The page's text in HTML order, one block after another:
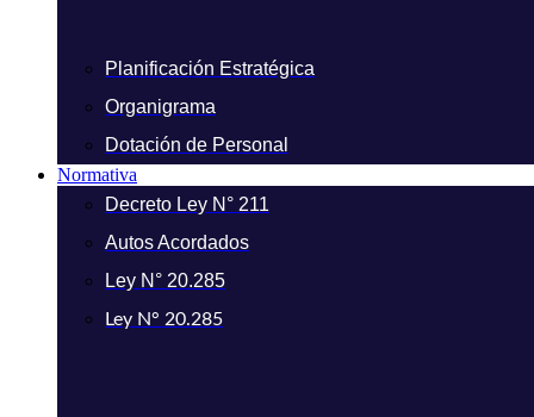
Planificación Estratégica
Organigrama
Dotación de Personal
Normativa
Decreto Ley N° 211
Autos Acordados
Ley N° 20.285
Ley N° 20.285